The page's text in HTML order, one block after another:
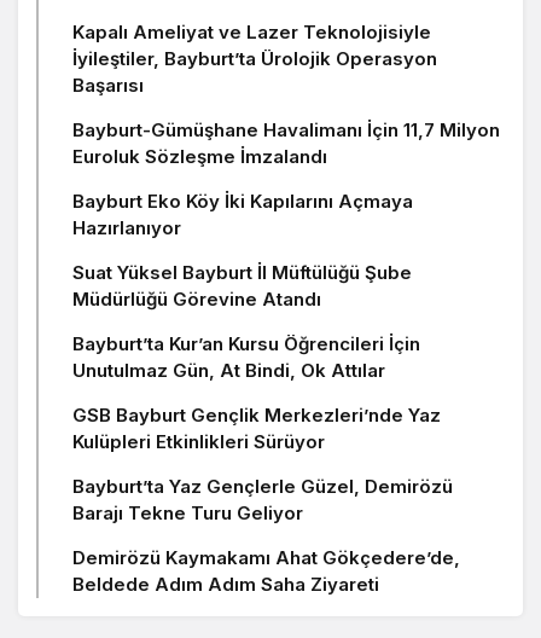
Kapalı Ameliyat ve Lazer Teknolojisiyle
İyileştiler, Bayburt’ta Ürolojik Operasyon
Başarısı
Bayburt-Gümüşhane Havalimanı İçin 11,7 Milyon
Euroluk Sözleşme İmzalandı
Bayburt Eko Köy İki Kapılarını Açmaya
Hazırlanıyor
Suat Yüksel Bayburt İl Müftülüğü Şube
Müdürlüğü Görevine Atandı
Bayburt’ta Kur’an Kursu Öğrencileri İçin
Unutulmaz Gün, At Bindi, Ok Attılar
GSB Bayburt Gençlik Merkezleri’nde Yaz
Kulüpleri Etkinlikleri Sürüyor
Bayburt’ta Yaz Gençlerle Güzel, Demirözü
Barajı Tekne Turu Geliyor
Demirözü Kaymakamı Ahat Gökçedere’de,
Beldede Adım Adım Saha Ziyareti